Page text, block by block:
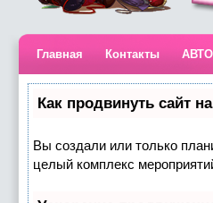
Главная Контакты
Как продвинуть сайт
Вы создали или только
целый комплекс